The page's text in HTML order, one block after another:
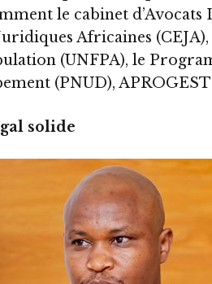
le cabinet d’Avocats
Africaines
(UNFPA), le
(PNUD),
solide